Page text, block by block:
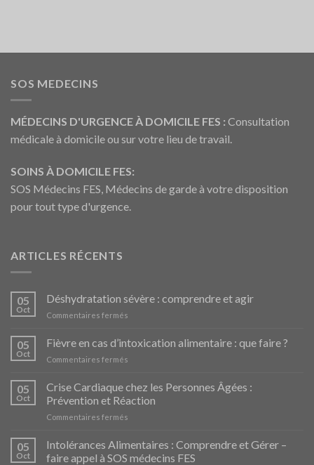
SOS MEDECINS
MÉDECINS D'URGENCE À DOMICILE FES : Consultation
médicale à domicile ou sur votre lieu de travail.
SOINS À DOMICILE FES:
SOS Médecins FES, Médecins de garde à votre disposition
pour tout type d'urgence.
ARTICLES RÉCENTS
05
Oct
Déshydratation sévère : comprendre et agir
Commentaires fermés
sévère
agir
05
Oct
Fièvre en cas d’intoxication alimentaire : que faire ?
Commentaires fermés
en
d’intoxication
que
faire
05
Oct
Crise Cardiaque chez les Personnes Âgées :
Prévention et Réaction
Commentaires fermés
Cardiaque
05
Oct
Intolérances Alimentaires : Comprendre et Gérer –
faire appel à SOS médecins FES